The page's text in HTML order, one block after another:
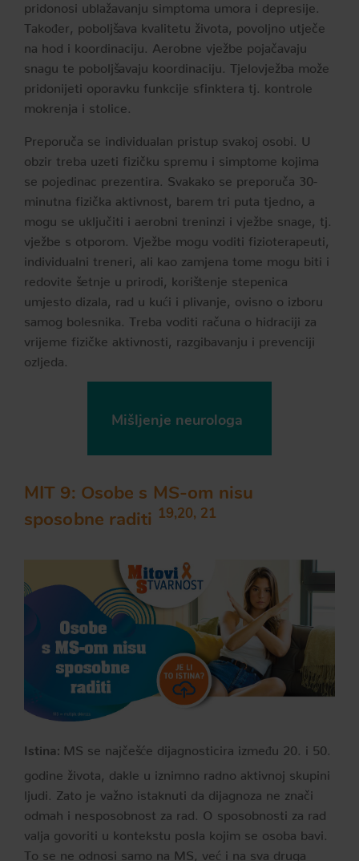
pridonosi ublažavanju simptoma umora i depresije.
Također, poboljšava kvalitetu života, povoljno utječe
na hod i koordinaciju. Aerobne vježbe pojačavaju
snagu te poboljšavaju koordinaciju. Tjelovježba može
pridonijeti oporavku funkcije sfinktera tj. kontrole
mokrenja i stolice.
Preporuča se individualan pristup svakoj osobi. U
obzir treba uzeti fizičku spremu i simptome kojima
se pojedinac prezentira. Svakako se preporuča 30-
minutna fizička aktivnost, barem tri puta tjedno, a
mogu se uključiti i aerobni treninzi i vježbe snage, tj.
vježbe s otporom. Vježbe mogu voditi fizioterapeuti,
individualni treneri, ali kao zamjena tome mogu biti i
redovite šetnje u prirodi, korištenje stepenica
umjesto dizala, rad u kući i plivanje, ovisno o izboru
samog bolesnika. Treba voditi računa o hidraciji za
vrijeme fizičke aktivnosti, razgibavanju i prevenciji
ozljeda.
Mišljenje neurologa
MIT 9: Osobe s MS-om nisu
sposobne raditi
19,20, 21
Istina: MS se najčešće dijagnosticira između 20. i 50.
godine života, dakle u iznimno radno aktivnoj skupini
ljudi. Zato je važno istaknuti da dijagnoza ne znači
odmah i nesposobnost za rad. O sposobnosti za rad
valja govoriti u kontekstu posla kojim se osoba bavi.
To se ne odnosi samo na MS, već i na sva druga